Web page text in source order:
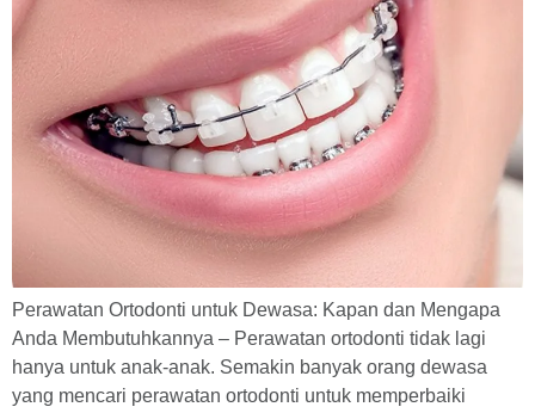
Perawatan Ortodonti untuk Dewasa: Kapan dan Mengapa
Anda Membutuhkannya – Perawatan ortodonti tidak lagi
hanya untuk anak-anak. Semakin banyak orang dewasa
yang mencari perawatan ortodonti untuk memperbaiki